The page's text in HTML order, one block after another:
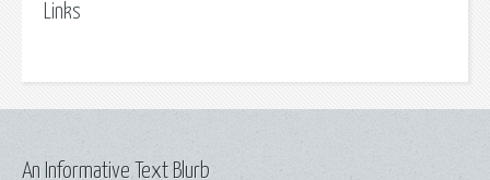
Links
An Informative Text Blurb